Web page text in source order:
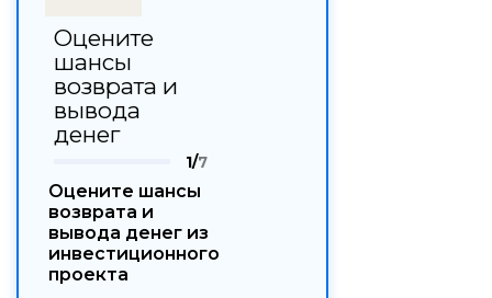
Оцените
шансы
возврата и
вывода
денег
1/7
Оцените шансы
возврата и
вывода денег из
инвестиционного
проекта